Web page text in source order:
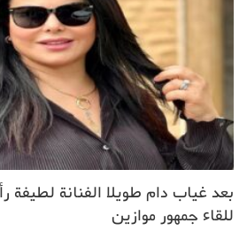
بعد غياب دام طويلا الفنانة لطيفة
للقاء جمهور موازين